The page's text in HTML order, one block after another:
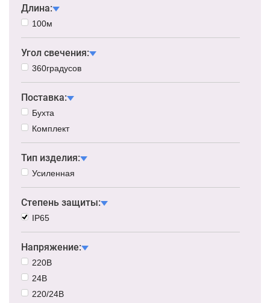
Длина:
100м
Угол свечения:
360градусов
Поставка:
Бухта
Комплект
Тип изделия:
Усиленная
Степень защиты:
IP65
Напряжение:
220В
24В
220/24В